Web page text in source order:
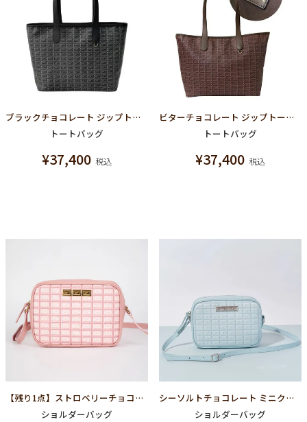
ブラックチョコレート ジップトートバッグ
トートバッグ
¥37,400 税込
ビターチョコレート ジップトートバッグ
トートバッグ
¥37,400 税込
【残り1点】ストロベリーチョコレート ミニクロスボディーバッグ
ショルダーバッグ
シーソルトチョコレート ミニクロスボディーバッグ
ショルダーバッグ